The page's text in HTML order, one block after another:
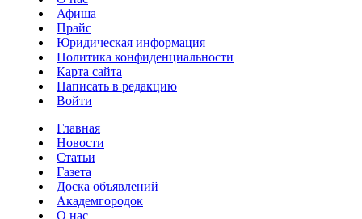
Афиша
Прайс
Юридическая информация
Политика конфиденциальности
Карта сайта
Написать в редакцию
Войти
Главная
Новости
Статьи
Газета
Доска объявлений
Академгородок
О нас